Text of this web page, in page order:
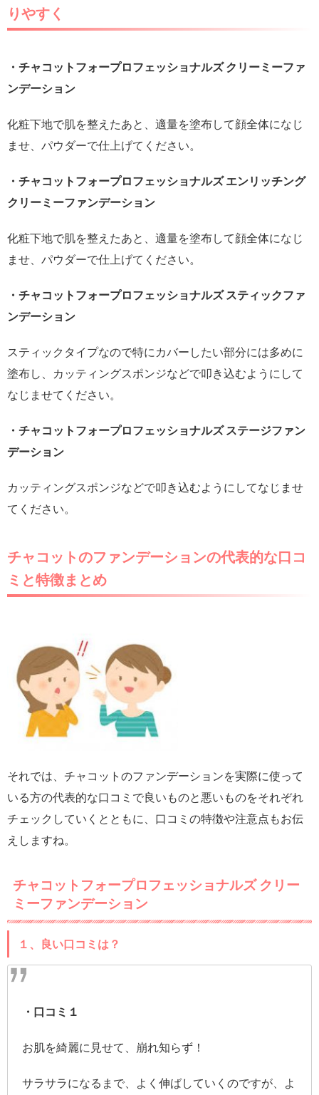
りやすく
・チャコットフォープロフェッショナルズ クリーミーファ
ンデーション
化粧下地で肌を整えたあと、適量を塗布して顔全体になじ
ませ、パウダーで仕上げてください。
・チャコットフォープロフェッショナルズ エンリッチング
クリーミーファンデーション
化粧下地で肌を整えたあと、適量を塗布して顔全体になじ
ませ、パウダーで仕上げてください。
・チャコットフォープロフェッショナルズ スティックファ
ンデーション
スティックタイプなので特にカバーしたい部分には多めに
塗布し、カッティングスポンジなどで叩き込むようにして
なじませてください。
・チャコットフォープロフェッショナルズ ステージファン
デーション
カッティングスポンジなどで叩き込むようにしてなじませ
てください。
チャコットのファンデーションの代表的な口コ
ミと特徴まとめ
それでは、チャコットのファンデーションを実際に使って
いる方の代表的な口コミで良いものと悪いものをそれぞれ
チェックしていくとともに、口コミの特徴や注意点もお伝
えしますね。
チャコットフォープロフェッショナルズ クリー
ミーファンデーション
１、良い口コミは？
・口コミ１
お肌を綺麗に見せて、崩れ知らず！
サラサラになるまで、よく伸ばしていくのですが、よ